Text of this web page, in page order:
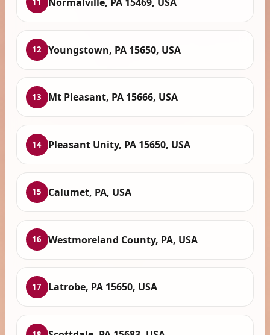
12 Youngstown, PA 15650, USA
13 Mt Pleasant, PA 15666, USA
14 Pleasant Unity, PA 15650, USA
15 Calumet, PA, USA
16 Westmoreland County, PA, USA
17 Latrobe, PA 15650, USA